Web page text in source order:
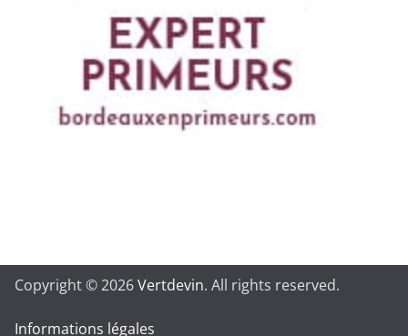
Copyright © 2026Vertdevin. All rights reserved.
Informations légales